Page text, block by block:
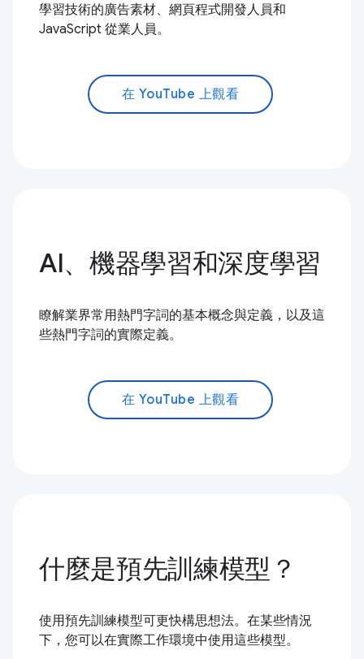
學習技術的廣告素材、網頁程式開發人員和
JavaScript 從業人員。
在 YouTube 上觀看
AI、機器學習和深度學習
瞭解業界常用熱門字詞的基本概念與定義，以及這
些熱門字詞的實際定義。
在 YouTube 上觀看
什麼是預先訓練模型？
使用預先訓練模型可更快構思想法。在某些情況
下，您可以在實際工作環境中使用這些模型。